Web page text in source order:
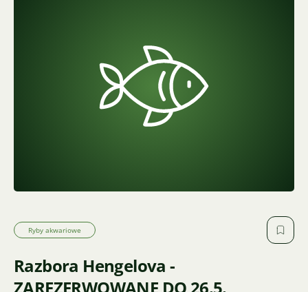
Ryby akwariowe
Razbora Hengelova -